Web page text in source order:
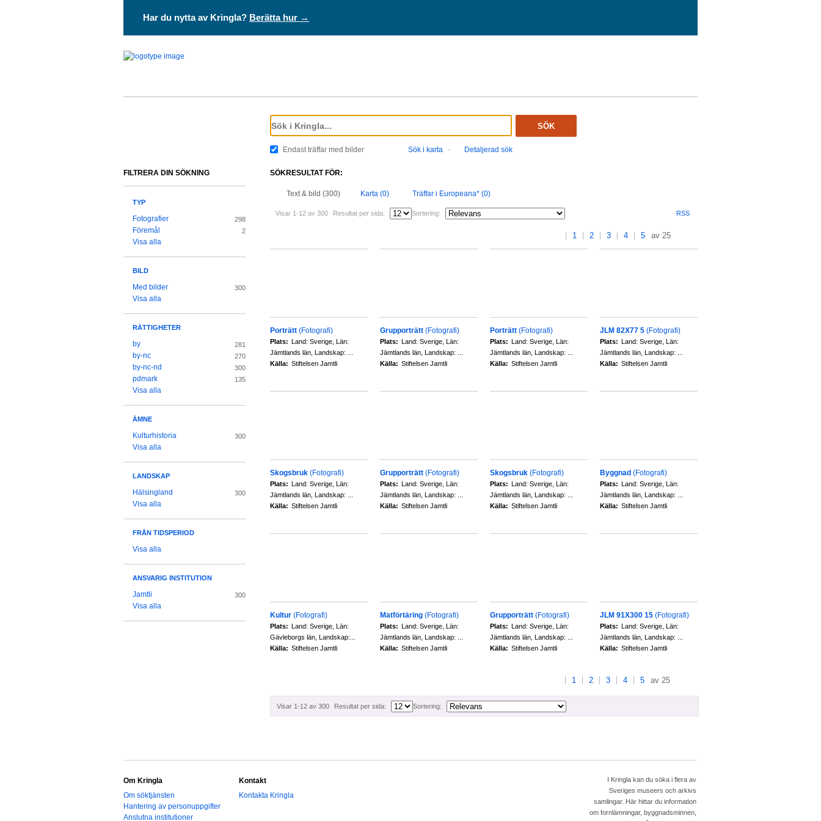
Har du nytta av Kringla? Berätta hur →
SÖK
Endast träffar med bilder Sök i karta · Detaljerad sök
SÖKRESULTAT FÖR:
Text & bild (300) Karta (0) Träffar i Europeana* (0)
Visar 1-12 av 300 Resultat per sida: Sortering: RSS
1 2 3 4 5 av 25
Porträtt (Fotografi)
Plats: Land: Sverige, Län:
Jämtlands län, Landskap: ...
Källa: Stiftelsen Jamtli
Grupporträtt (Fotografi)
Plats: Land: Sverige, Län:
Jämtlands län, Landskap: ...
Källa: Stiftelsen Jamtli
Porträtt (Fotografi)
Plats: Land: Sverige, Län:
Jämtlands län, Landskap: ...
Källa: Stiftelsen Jamtli
JLM 82X77 5 (Fotografi)
Plats: Land: Sverige, Län:
Jämtlands län, Landskap: ...
Källa: Stiftelsen Jamtli
Skogsbruk (Fotografi)
Plats: Land: Sverige, Län:
Jämtlands län, Landskap: ...
Källa: Stiftelsen Jamtli
Grupporträtt (Fotografi)
Plats: Land: Sverige, Län:
Jämtlands län, Landskap: ...
Källa: Stiftelsen Jamtli
Skogsbruk (Fotografi)
Plats: Land: Sverige, Län:
Jämtlands län, Landskap: ...
Källa: Stiftelsen Jamtli
Byggnad (Fotografi)
Plats: Land: Sverige, Län:
Jämtlands län, Landskap: ...
Källa: Stiftelsen Jamtli
Kultur (Fotografi)
Plats: Land: Sverige, Län:
Gävleborgs län, Landskap:...
Källa: Stiftelsen Jamtli
Matförtäring (Fotografi)
Plats: Land: Sverige, Län:
Jämtlands län, Landskap: ...
Källa: Stiftelsen Jamtli
Grupporträtt (Fotografi)
Plats: Land: Sverige, Län:
Jämtlands län, Landskap: ...
Källa: Stiftelsen Jamtli
JLM 91X300 15 (Fotografi)
Plats: Land: Sverige, Län:
Jämtlands län, Landskap: ...
Källa: Stiftelsen Jamtli
1 2 3 4 5 av 25
Visar 1-12 av 300 Resultat per sida: Sortering:
FILTRERA DIN SÖKNING
TYP
Fotografier 298
Föremål 2
Visa alla
BILD
Med bilder 300
Visa alla
RÄTTIGHETER
by 281
by-nc 270
by-nc-nd 300
pdmark 135
Visa alla
ÄMNE
Kulturhistoria 300
Visa alla
LANDSKAP
Hälsingland 300
Visa alla
FRÅN TIDSPERIOD
Visa alla
ANSVARIG INSTITUTION
Jamtli 300
Visa alla
Om Kringla
Om söktjänsten
Hantering av personuppgifter
Anslutna institutioner
Kontakt
Kontakta Kringla
I Kringla kan du söka i flera av
Sveriges museers och arkivs
samlingar. Här hittar du information
om fornlämningar, byggnadsminnen,